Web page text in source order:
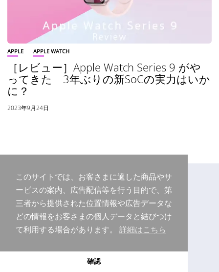
APPLE APPLE WATCH
［レビュー］Apple Watch Series 9 がや
ってきた 3年ぶりの新SoCの実力はいか
に？
2023年9月24日
このサイトでは、お客さまに適した商品やサ
ービスの案内、広告配信等を行う目的で、第
三者から提供された位置情報や広告データな
どの情報をお客さまの個人データと結びつけ
て利用する場合があります。 詳細はこちら
確認